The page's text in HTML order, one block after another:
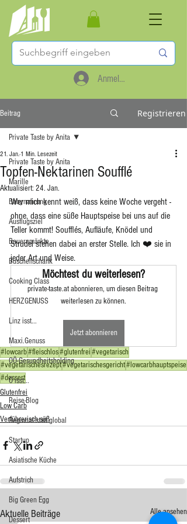
Anmelden
Beitrag Registrieren
Private Taste by Anita
Marille
Babynahrung
Ausflugsziel
Bauernmärkte
Buschenschank
Cooking Class
HERZGENUSS
Linz isst...
Maxi.Genuss
OÖ-Gesundheitsholding
Ö isst...
Reise-Blog
Regional statt global
Startup
Asiatische Küche
Aufstrich
Big Green Egg
Dessert
Private Taste by Anita
Topfen-Nektarinen Soufflé
21. Jan. 1 Min. Lesezeit
Aktualisiert: 24. Jan.
Wer mich kennt weiß, dass keine Woche vergeht -
ohne, dass eine süße Hauptspeise bei uns auf die
Teller kommt! Soufflés, Aufläufe, Knödel und
Strudel stehen dabei an erster Stelle. Ich ❤️ sie in
jeder Art und Weise.
Möchtest du weiterlesen?
private-taste.at abonnieren, um diesen Beitrag
weiterlesen zu können.
Jetzt abonnieren
#lowcarb#fleischlos#glutenfrei#vegetarisch
#vegetarischesrezept#vegetarischesgericht#lowcarbhauptspeise
#dessert
Glutenfrei
Low Carb
Verführerisch süß
Aktuelle Beiträge Alle ansehen